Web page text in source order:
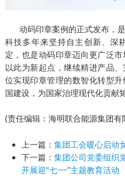
动码印章案例的正式发布，
科技多年来坚持自主创新、深
定，也是动码印章迈向更广泛
以此为新起点，继续精进产品
位实现印章管理的数智化转型
国建设，为国家治理现代化贡献
(责任编辑：海明联合能源集团有
上一篇： 集团工会暖心启动
下一篇： 集团公司党委组织
开展迎“七·一”主题教育活动